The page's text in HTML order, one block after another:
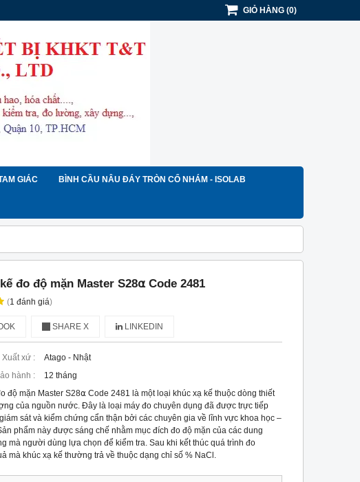
GIỎ HÀNG (0)
GIÁC BÌNH CẦU NÂU ĐÁY TRÒN CỔ NHÁM - ISOLAB
đo độ mặn Master S28⍺ Code 2481
(1đánh giá)
SHARE X LINKEDIN
Xuất xứ :
Atago - Nhật
hành :
12 tháng
độ mặn Master S28⍺ Code 2481 là một loại khúc xạ kế thuộc dòng thiết
của nguồn nước. Đây là loại máy đo chuyên dụng đã được trực tiếp
sát và kiểm chứng cẩn thận bởi các chuyên gia về lĩnh vực khoa học –
phẩm này được sáng chế nhằm mục đích đo độ mặn của các dung
mà người dùng lựa chọn để kiểm tra. Sau khi kết thúc quá trình đo
mà khúc xạ kế thường trả về thuộc dạng chỉ số % NaCl.